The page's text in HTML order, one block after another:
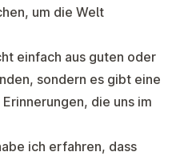
um die Welt
einfach aus guten oder
sondern es gibt eine
die uns im
ich erfahren, dass